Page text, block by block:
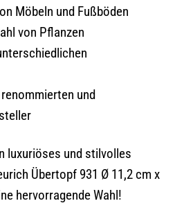
Möbeln und Fußböden
von Pflanzen
und
luxuriöses und stilvolles
Übertopf 931 Ø 11,2 cm x
hervorragende Wahl!